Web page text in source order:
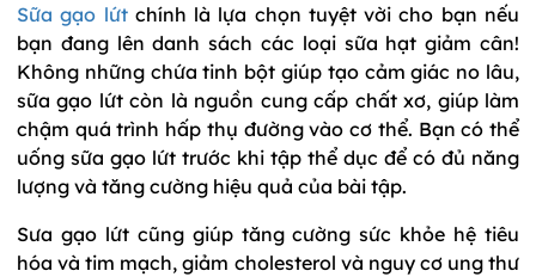
Sữa gạo lứtchính là lựa chọn tuyệt vời cho bạn nếu
bạn đang lên danh sách các loại sữa hạt giảm cân!
Không những chứa tinh bột giúp tạo cảm giác no lâu,
sữa gạo lứt còn là nguồn cung cấp chất xơ, giúp làm
chậm quá trình hấp thụ đường vào cơ thể. Bạn có thể
uống sữa gạo lứt trước khi tập thể dục để có đủ năng
lượng và tăng cường hiệu quả của bài tập.
Sưa gạo lứt cũng giúp tăng cường sức khỏe hệ tiêu
hóa và tim mạch, giảm cholesterol và nguy cơ ung thư